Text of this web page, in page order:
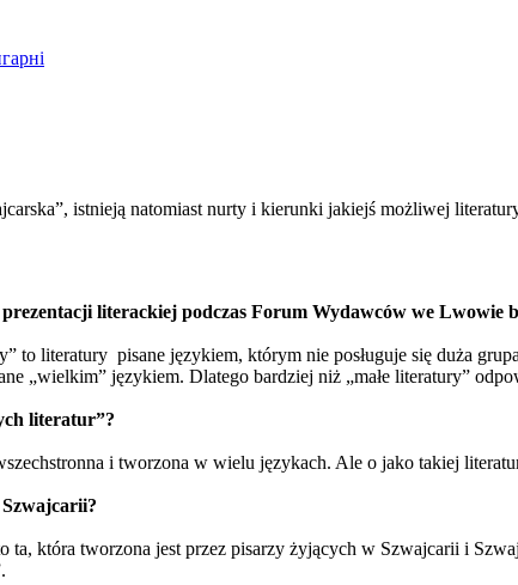
istnieją natomiast nurty i kierunki jakiejś możliwej
literackiej podczas Forum Wydawców we Lwowie
to literatury pisane językiem, którym nie posługuje się duża
„wielkim” językiem. Dlatego bardziej niż „małe literatury”
literatur”?
i tworzona w wielu językach. Ale o jako takiej
ta, która tworzona jest przez pisarzy żyjących w Szwajcarii i